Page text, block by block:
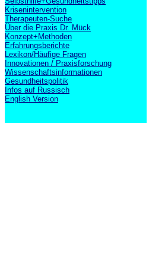
Krisenintervention
Therapeuten-Suche
Über die Praxis Dr. Mück
Konzept+Methoden
Erfahrungsberichte
Lexikon/Häufige Fragen
Innovationen / Praxisforschung
Wissenschaftsinformationen
Gesundheitspolitik
Infos auf Russisch
English Version